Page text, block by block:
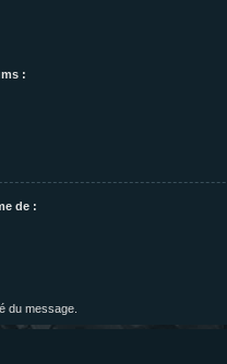
:
de :
du message.